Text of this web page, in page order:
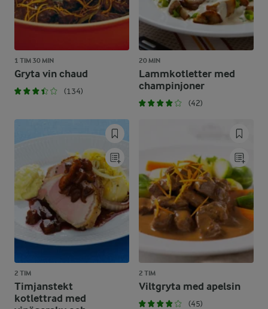
1 TIM 30 MIN
Gryta vin chaud
(134)
20 MIN
Lammkotletter med
champinjoner
(42)
2 TIM
Timjanstekt
kotlettrad med
2 TIM
Viltgryta med apelsin
(45)